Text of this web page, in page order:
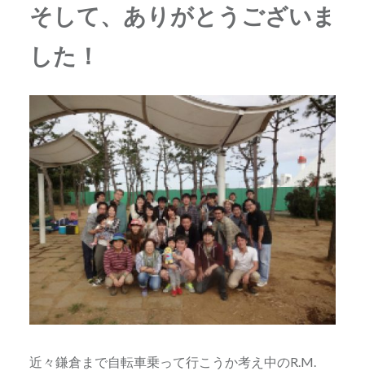
そして、ありがとうございま
した！
近々鎌倉まで自転車乗って行こうか考え中のR.M.